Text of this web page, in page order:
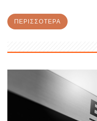
ΠΕΡΙΣΣΌΤΕΡΑ